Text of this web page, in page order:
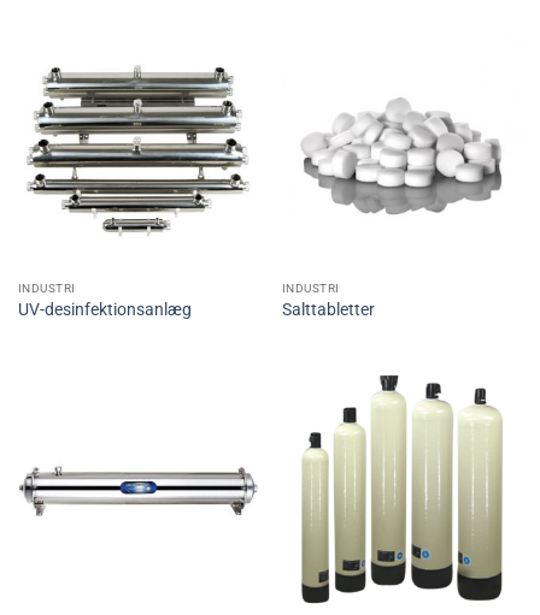
INDUSTRI
UV-desinfektionsanlæg
INDUSTRI
Salttabletter